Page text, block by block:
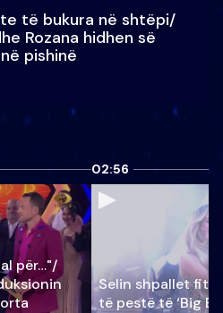
të bukura në shtëpi/
Rozana hidhen së
pishinë
për…"/
02:56
Selin shpallet
të pestë të ‘Big